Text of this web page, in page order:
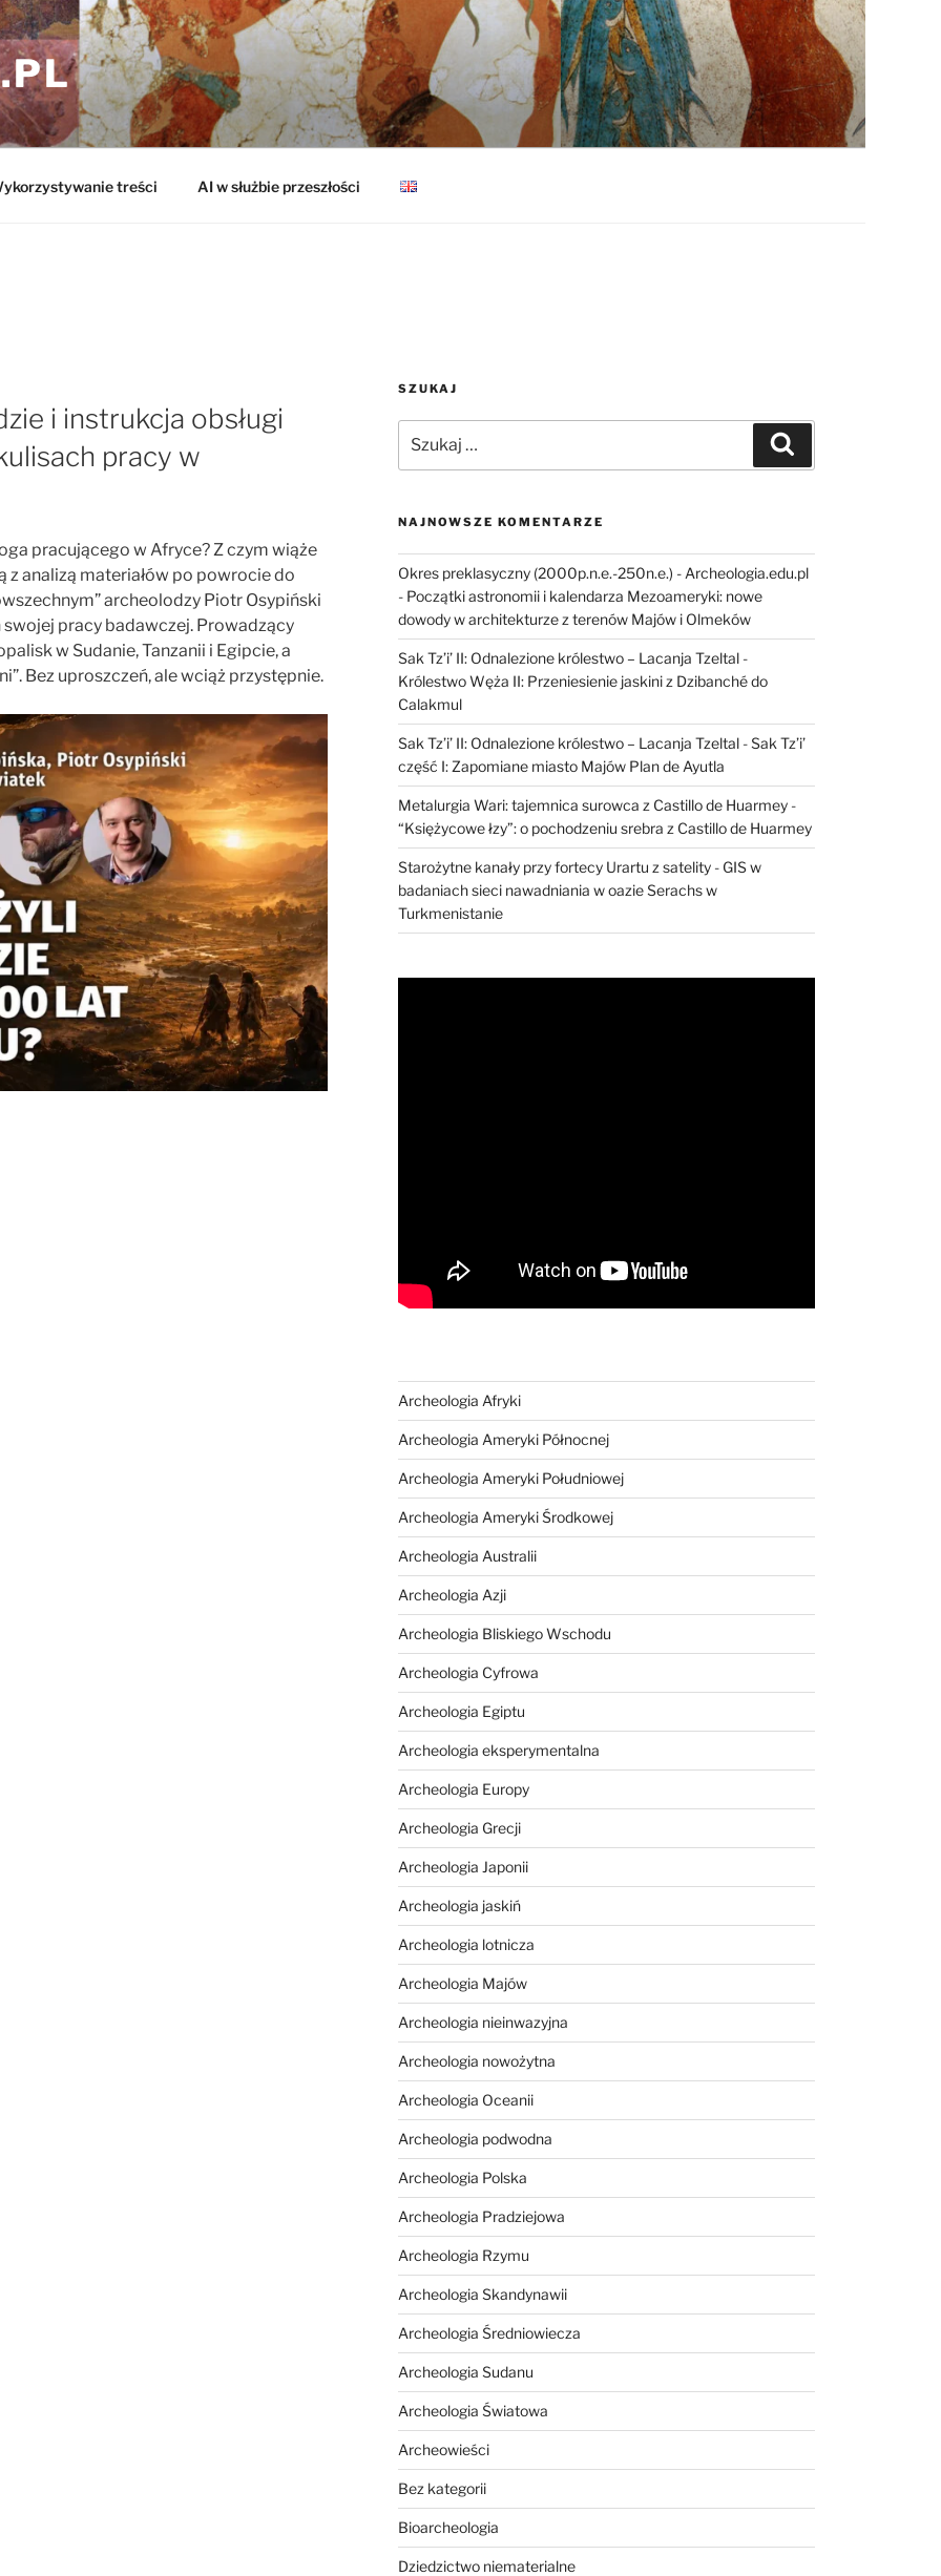
treści AI w służbie przeszłości
i instrukcja obsługi
pracy w
pracującego w Afryce? Z czym wiąże
z analizą materiałów po powrocie do
archeolodzy Piotr Osypiński
pracy badawczej. Prowadzący
w Sudanie, Tanzanii i Egipcie, a
Bez uproszczeń, ale wciąż przystępnie.
SZUKAJ
NAJNOWSZE KOMENTARZE
Okres preklasyczny (2000p.n.e.-250n.e.) - Archeologia.edu.pl
- Początki astronomii i kalendarza Mezoameryki: nowe
dowody w architekturze z terenów Majów i Olmeków
Sak Tz’i’ II: Odnalezione królestwo – Lacanja Tzeltal-
Królestwo Węża II: Przeniesienie jaskini z Dzibanché do
Calakmul
Sak Tz’i’ II: Odnalezione królestwo – Lacanja Tzeltal-Sak Tz’i’
część I: Zapomiane miasto Majów Plan de Ayutla
Metalurgia Wari: tajemnica surowca z Castillo de Huarmey-
“Księżycowe łzy”: o pochodzeniu srebra z Castillo de Huarmey
Starożytne kanały przy fortecy Urartu z satelity- GIS w
badaniach sieci nawadniania w oazie Serachs w
Turkmenistanie
Archeologia Afryki
Archeologia Ameryki Północnej
Archeologia Ameryki Południowej
Archeologia Ameryki Środkowej
Archeologia Australii
Archeologia Azji
Archeologia Bliskiego Wschodu
Archeologia Cyfrowa
Archeologia Egiptu
Archeologia eksperymentalna
Archeologia Europy
Archeologia Grecji
Archeologia Japonii
Archeologia jaskiń
Archeologia lotnicza
Archeologia Majów
Archeologia nieinwazyjna
Archeologia nowożytna
Archeologia Oceanii
Archeologia podwodna
Archeologia Polska
Archeologia Pradziejowa
Archeologia Rzymu
Archeologia Skandynawii
Archeologia Średniowiecza
Archeologia Sudanu
Archeologia Światowa
Archeowieści
Bez kategorii
Bioarcheologia
Dziedzictwo niematerialne